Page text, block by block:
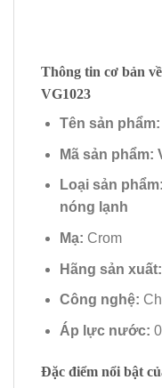
Thông tin cơ bản
VG1023
Tên sản phẩm:
Mã sản phẩm:
Loại sản
nóng lạnh
Mạ: Crom
Hãng sản xuất:
Công nghệ:
Áp lực nước:
Đặc điểm nổi bật